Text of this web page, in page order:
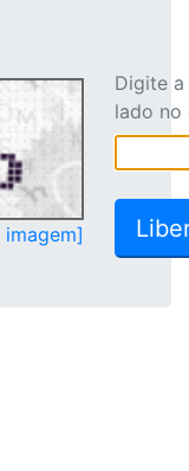
Digite
lado no